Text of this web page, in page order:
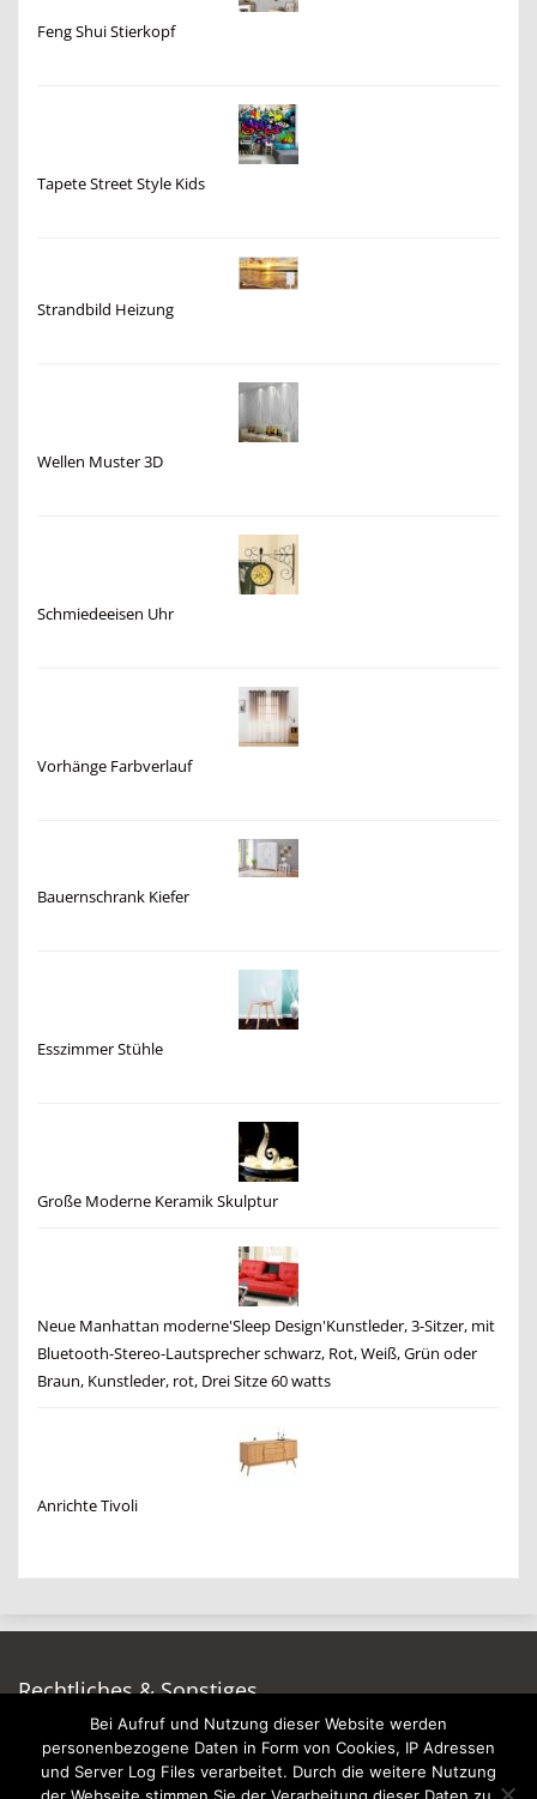
Feng Shui Stierkopf
Tapete Street Style Kids
Strandbild Heizung
Wellen Muster 3D
Schmiedeeisen Uhr
Vorhänge Farbverlauf
Bauernschrank Kiefer
Esszimmer Stühle
Große Moderne Keramik Skulptur
Neue Manhattan moderne'Sleep Design'Kunstleder, 3-Sitzer, mit
Bluetooth-Stereo-Lautsprecher schwarz, Rot, Weiß, Grün oder
Braun, Kunstleder, rot, Drei Sitze 60 watts
Anrichte Tivoli
Rechtliches & Sonstiges
Auf dieser Seite werben
Datenschutzerklärung
Bei Aufruf und Nutzung dieser Website werden
personenbezogene Daten in Form von Cookies, IP Adressen
und Server Log Files verarbeitet. Durch die weitere Nutzung